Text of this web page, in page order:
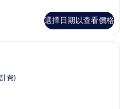
選擇日期以查看價格
行政客房, 2 張加大雙人床 | 高級寢具
費)